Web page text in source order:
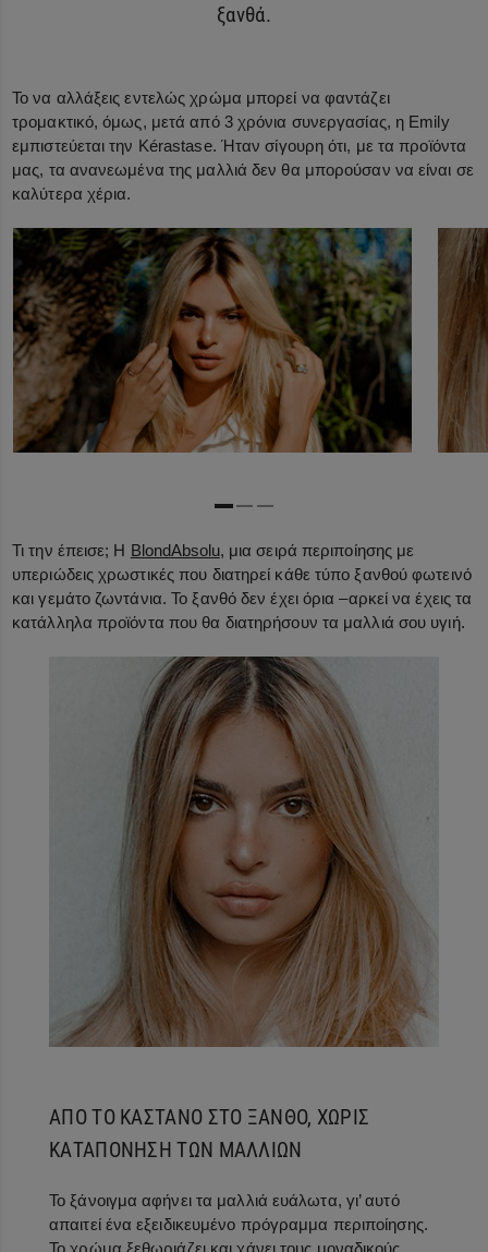
ξανθά.
Το να αλλάξεις εντελώς χρώμα μπορεί να φαντάζει
τρομακτικό, όμως, μετά από 3 χρόνια συνεργασίας, η Emily
εμπιστεύεται την Kérastase. Ήταν σίγουρη ότι, με τα προϊόντα
μας, τα ανανεωμένα της μαλλιά δεν θα μπορούσαν να είναι σε
καλύτερα χέρια.
Τι την έπεισε; Η BlondAbsolu, μια σειρά περιποίησης με
υπεριώδεις χρωστικές που διατηρεί κάθε τύπο ξανθού φωτεινό
και γεμάτο ζωντάνια. Το ξανθό δεν έχει όρια –αρκεί να έχεις τα
κατάλληλα προϊόντα που θα διατηρήσουν τα μαλλιά σου υγιή.
ΑΠΟ ΤΟ ΚΑΣΤΑΝΟ ΣΤΟ ΞΑΝΘΟ, ΧΩΡΙΣ
ΚΑΤΑΠΟΝΗΣΗ ΤΩΝ ΜΑΛΛΙΩΝ
Το ξάνοιγμα αφήνει τα μαλλιά ευάλωτα, γι’ αυτό
απαιτεί ένα εξειδικευμένο πρόγραμμα περιποίησης.
Το χρώμα ξεθωριάζει και χάνει τους μοναδικούς